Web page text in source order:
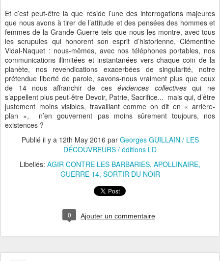
Et c’est peut-être là que réside l’une des interrogations majeures
que nous avons à tirer de l’attitude et des pensées des hommes et
femmes de la Grande Guerre tels que nous les montre, avec tous
les scrupules qui honorent son esprit d’historienne, Clémentine
Vidal-Naquet : nous-mêmes, avec nos téléphones portables, nos
communications illimitées et instantanées vers chaque coin de la
planète, nos revendications exacerbées de singularité, notre
prétendue liberté de parole, savons-nous vraiment plus que ceux
de 14 nous affranchir de cesévidences collectivesqui ne
s’appellent plus peut-être Devoir, Patrie, Sacrifice... mais qui, d’être
justement moins visibles, travaillant comme on dit en « arrière-
plan », n’en gouvernent pas moins sûrement toujours, nos
existences ?
Publié il y a 12th May 2016 par Georges GUILLAIN / LES
DÉCOUVREURS / éditions LD
Libellés: AGIR CONTRE LES BARBARIES APOLLINAIRE
GUERRE 14 SORTIR DU NOIR
0 Ajouter un commentaire